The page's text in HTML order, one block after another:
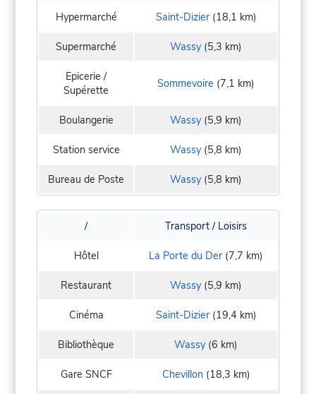
Hypermarché Saint-Dizier(18,1 km)
Supermarché Wassy (5,3 km)
Epicerie /
Supérette
Sommevoire (7,1 km)
Boulangerie Wassy (5,9 km)
Station service Wassy (5,8 km)
Bureau de Poste Wassy (5,8 km)
/ Transport / Loisirs
Hôtel La Porte du Der (7,7 km)
Restaurant Wassy (5,9 km)
Cinéma Saint-Dizier(19,4 km)
Bibliothèque Wassy (6 km)
Gare SNCF Chevillon(18,3 km)